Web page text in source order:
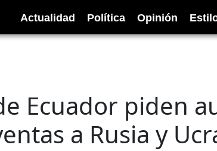
Actualidad Política Opinión
Ecuador piden
a Rusia y